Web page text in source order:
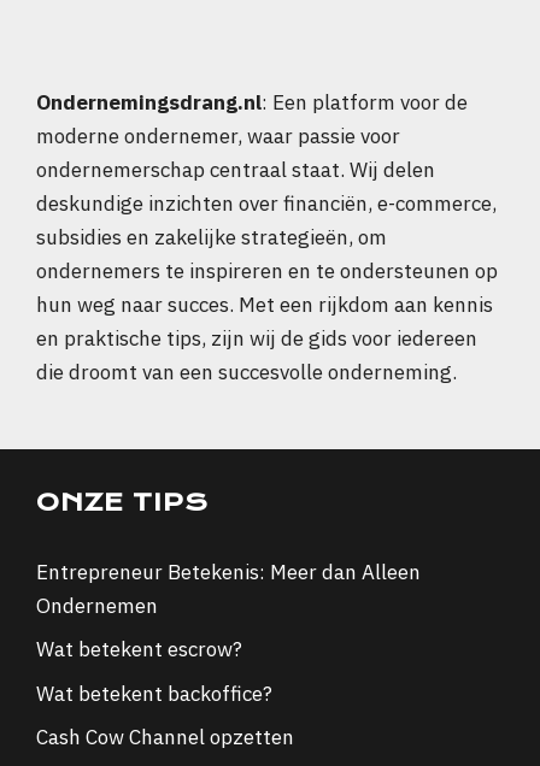
Ondernemingsdrang.nl: Een platform voor de
moderne ondernemer, waar passie voor
ondernemerschap centraal staat. Wij delen
deskundige inzichten over financiën, e-commerce,
subsidies en zakelijke strategieën, om
ondernemers te inspireren en te ondersteunen op
hun weg naar succes. Met een rijkdom aan kennis
en praktische tips, zijn wij de gids voor iedereen
die droomt van een succesvolle onderneming.
ONZE TIPS
Entrepreneur Betekenis: Meer dan Alleen
Ondernemen
Wat betekent escrow?
Wat betekent backoffice?
Cash Cow Channel opzetten